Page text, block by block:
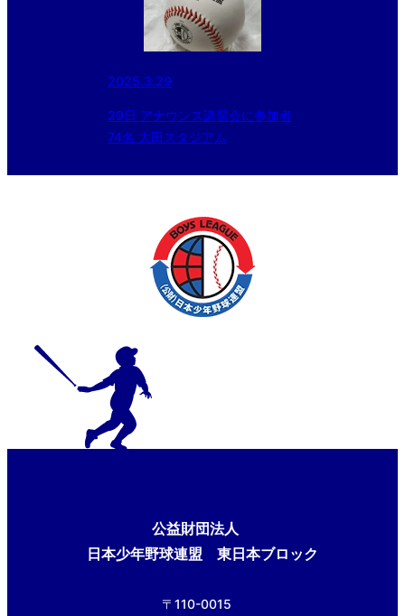
2025.3.29
29日 アナウンス講習会に参加者
74名 大田スタジアム
公益財団法人
日本少年野球連盟 東日本ブロック
〒110-0015